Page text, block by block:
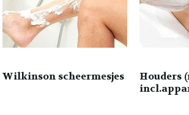
Wilkinson scheermesjes
Houders